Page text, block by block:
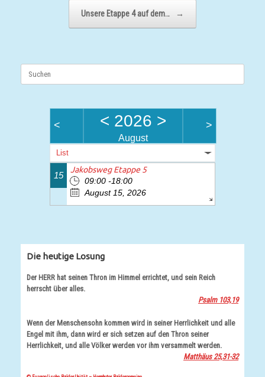
Unsere Etappe 4 auf dem… →
Suchen
< < 2026 >
August
>
List
15
Jakobsweg Etappe 5
09:00 -18:00
August 15, 2026
Die heutige Losung
Der HERR hat seinen Thron im Himmel errichtet, und sein Reich
herrscht über alles.
Psalm 103,19
Wenn der Menschensohn kommen wird in seiner Herrlichkeit und alle
Engel mit ihm, dann wird er sich setzen auf den Thron seiner
Herrlichkeit, und alle Völker werden vor ihm versammelt werden.
Matthäus 25,31-32